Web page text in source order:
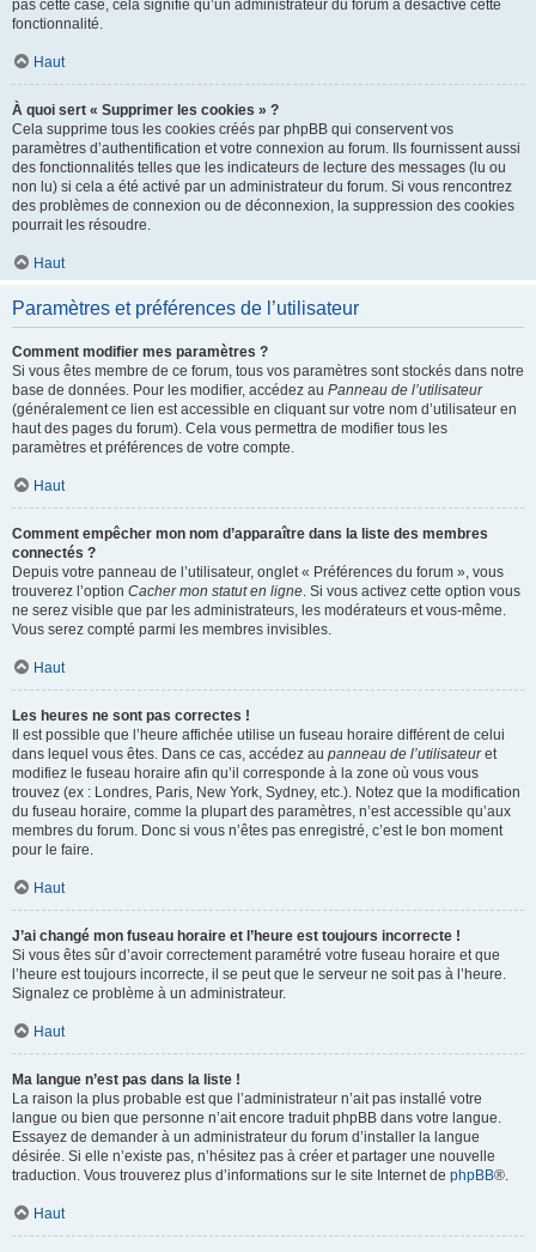
pas cette case, cela signifie qu’un administrateur du forum a désactivé cette
fonctionnalité.
Haut
À quoi sert « Supprimer les cookies » ?
Cela supprime tous les cookies créés par phpBB qui conservent vos
paramètres d’authentification et votre connexion au forum. Ils fournissent aussi
des fonctionnalités telles que les indicateurs de lecture des messages (lu ou
non lu) si cela a été activé par un administrateur du forum. Si vous rencontrez
des problèmes de connexion ou de déconnexion, la suppression des cookies
pourrait les résoudre.
Haut
Paramètres et préférences de l’utilisateur
Comment modifier mes paramètres ?
Si vous êtes membre de ce forum, tous vos paramètres sont stockés dans notre
base de données. Pour les modifier, accédez au Panneau de l’utilisateur
(généralement ce lien est accessible en cliquant sur votre nom d’utilisateur en
haut des pages du forum). Cela vous permettra de modifier tous les
paramètres et préférences de votre compte.
Haut
Comment empêcher mon nom d’apparaître dans la liste des membres
connectés ?
Depuis votre panneau de l’utilisateur, onglet « Préférences du forum », vous
trouverez l’option Cacher mon statut en ligne. Si vous activez cette option vous
ne serez visible que par les administrateurs, les modérateurs et vous-même.
Vous serez compté parmi les membres invisibles.
Haut
Les heures ne sont pas correctes !
Il est possible que l’heure affichée utilise un fuseau horaire différent de celui
dans lequel vous êtes. Dans ce cas, accédez au panneau de l’utilisateuret
modifiez le fuseau horaire afin qu’il corresponde à la zone où vous vous
trouvez (ex : Londres, Paris, New York, Sydney, etc.). Notez que la modification
du fuseau horaire, comme la plupart des paramètres, n’est accessible qu’aux
membres du forum. Donc si vous n’êtes pas enregistré, c’est le bon moment
pour le faire.
Haut
J’ai changé mon fuseau horaire et l’heure est toujours incorrecte !
Si vous êtes sûr d’avoir correctement paramétré votre fuseau horaire et que
l’heure est toujours incorrecte, il se peut que le serveur ne soit pas à l’heure.
Signalez ce problème à un administrateur.
Haut
Ma langue n’est pas dans la liste !
La raison la plus probable est que l’administrateur n’ait pas installé votre
langue ou bien que personne n’ait encore traduit phpBB dans votre langue.
Essayez de demander à un administrateur du forum d’installer la langue
désirée. Si elle n’existe pas, n’hésitez pas à créer et partager une nouvelle
traduction. Vous trouverez plus d’informations sur le site Internet de phpBB®.
Haut